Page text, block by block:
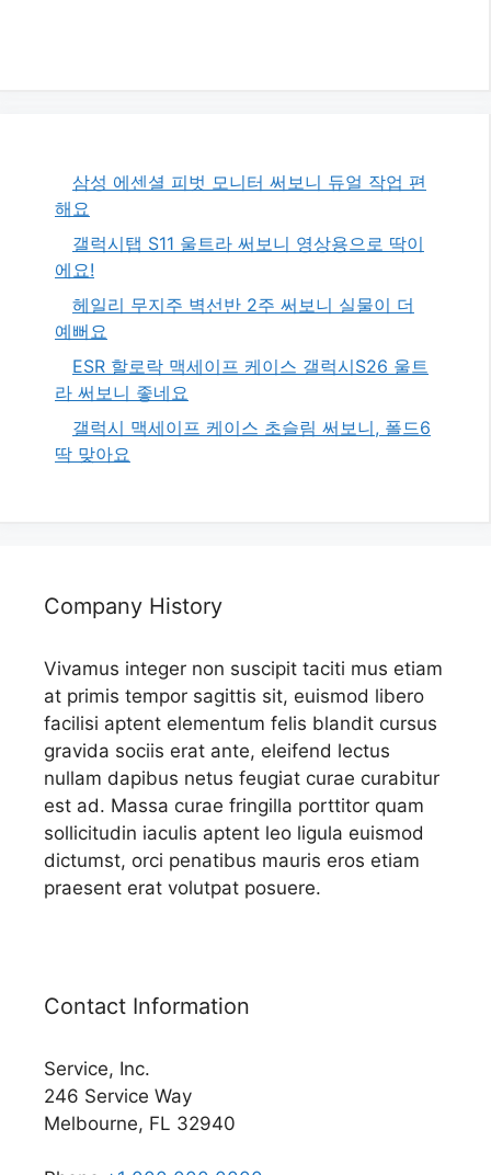
삼성 에센셜 피벗 모니터 써보니 듀얼 작업 편
해요
갤럭시탭 S11 울트라 써보니 영상용으로 딱이
에요!
헤일리 무지주 벽선반 2주 써보니 실물이 더
예뻐요
ESR 할로락 맥세이프 케이스 갤럭시S26 울트
라 써보니 좋네요
갤럭시 맥세이프 케이스 초슬림 써보니, 폴드6
딱 맞아요
Company History
Vivamus integer non suscipit taciti mus etiam
at primis tempor sagittis sit, euismod libero
facilisi aptent elementum felis blandit cursus
gravida sociis erat ante, eleifend lectus
nullam dapibus netus feugiat curae curabitur
est ad. Massa curae fringilla porttitor quam
sollicitudin iaculis aptent leo ligula euismod
dictumst, orci penatibus mauris eros etiam
praesent erat volutpat posuere.
Contact Information
Service, Inc.
246 Service Way
Melbourne, FL 32940